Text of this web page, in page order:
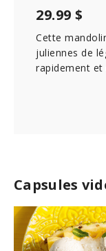
Capsules
29.99 $
Cette
juliennes de
rapidement et